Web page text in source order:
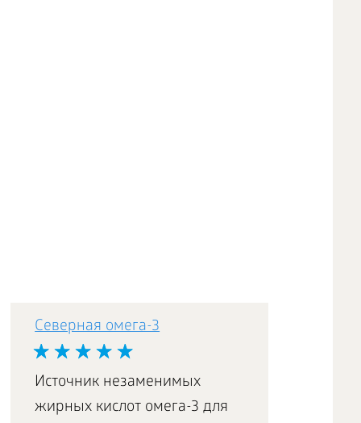
Северная омега-3
Источник незаменимых
жирных кислот омега-3 для